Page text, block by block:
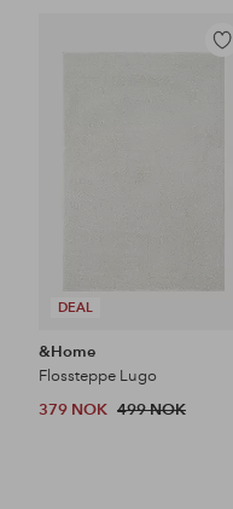
DEAL
Legg
&Home
Flossteppe Lugo
379 NOK 499 NOK